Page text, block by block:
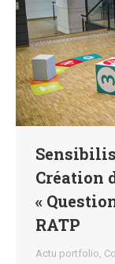
Création
«
RATP
Actu portfolio